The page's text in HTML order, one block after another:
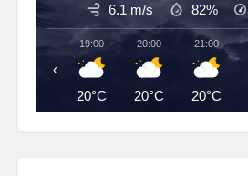
6.1 m/s 82%
19:00
20°C
20:00
20°C
21:00
20°C
‹